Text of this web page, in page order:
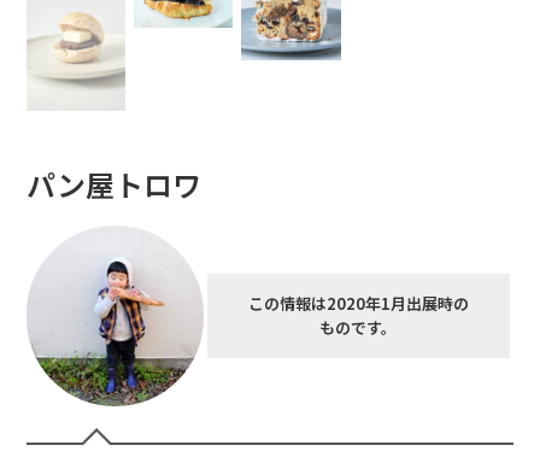
パン屋トロワ
この情報は2020年1月出展時の
ものです。